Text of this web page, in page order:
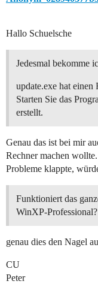
Hallo Schuelsche
Jedesmal bekomme
update.exe hat einen
Starten Sie das
erstellt.
Genau das ist bei mir
Rechner machen
Probleme klappte,
Funktioniert das
WinXP-Professional?
genau dies den Nagel
CU
Peter